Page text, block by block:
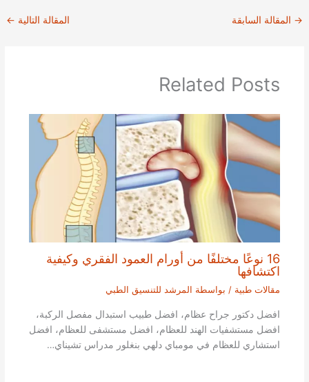
→ المقالة السابقة المقالة التالية ←
Related Posts
16 نوعًا مختلفًا من أورام العمود الفقري وكيفية
اكتشافها
مقالات طبية / بواسطة المرشد للتنسيق الطبي
افضل دكتور جراح عظام، افضل طبيب استبدال مفصل الركبة،
افضل مستشفيات الهند للعظام، افضل مستشفى للعظام، افضل
استشاري للعظام في مومباي دلهي بنغلور مدراس تشيناي…